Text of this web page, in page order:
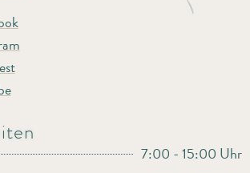
7:00 - 15:00 Uhr